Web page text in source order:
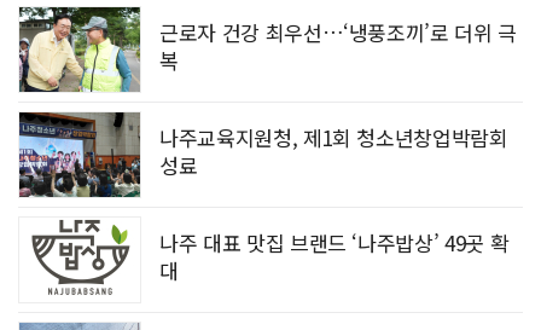
근로자 건강 최우선…‘냉풍조끼’로 더위 극
복
나주교육지원청, 제1회 청소년창업박람회
성료
나주 대표 맛집 브랜드 ‘나주밥상’ 49곳 확
대